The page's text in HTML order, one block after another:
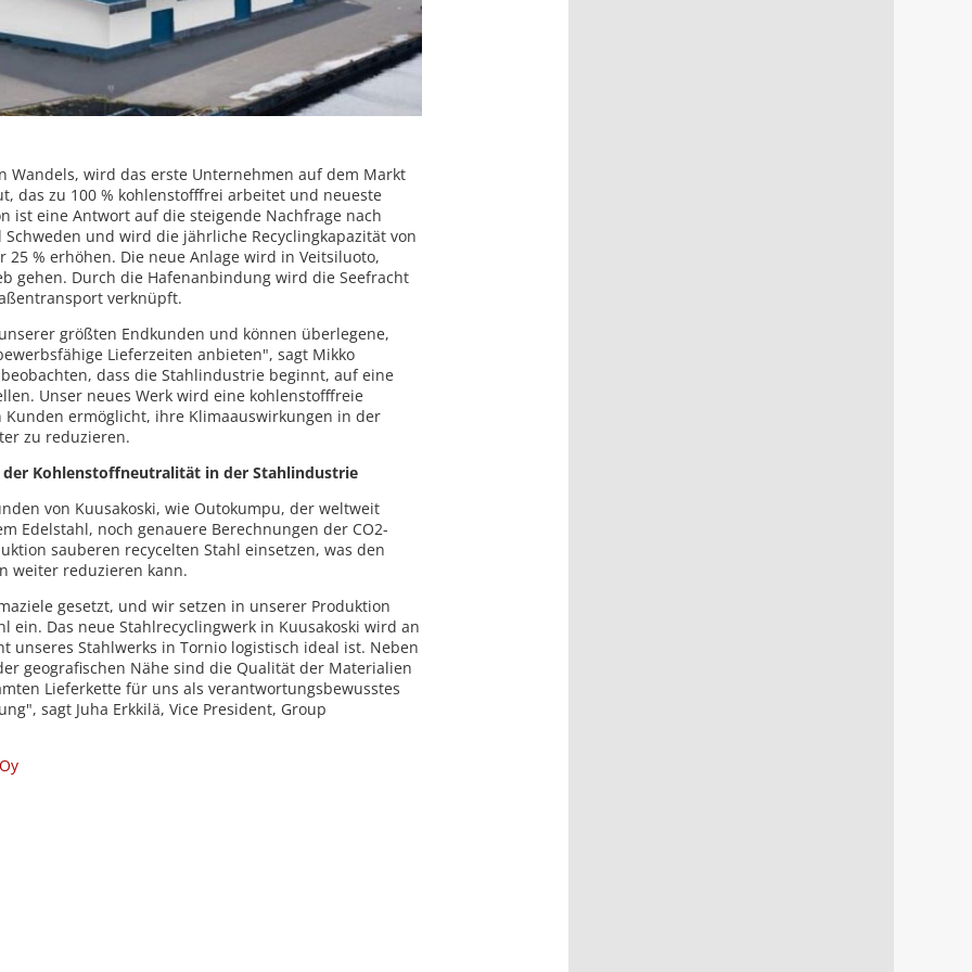
Wandels, wird das erste Unternehmen auf dem Markt
das zu 100 % kohlenstofffrei arbeitet und neueste
ist eine Antwort auf die steigende Nachfrage nach
und wird die jährliche Recyclingkapazität von
25 % erhöhen. Die neue Anlage wird in Veitsiluoto,
gehen. Durch die Hafenanbindung wird die Seefracht
verknüpft.
größten Endkunden und können überlegene,
Lieferzeiten anbieten", sagt Mikko
dass die Stahlindustrie beginnt, auf eine
Unser neues Werk wird eine kohlenstofffreie
ermöglicht, ihre Klimaauswirkungen in der
zu reduzieren.
Kohlenstoffneutralität in der Stahlindustrie
von Kuusakoski, wie Outokumpu, der weltweit
Edelstahl, noch genauere Berechnungen der CO2-
sauberen recycelten Stahl einsetzen, was den
weiter reduzieren kann.
gesetzt, und wir setzen in unserer Produktion
ein. Das neue Stahlrecyclingwerk in Kuusakoski wird an
unseres Stahlwerks in Tornio logistisch ideal ist. Neben
geografischen Nähe sind die Qualität der Materialien
Lieferkette für uns als verantwortungsbewusstes
sagt Juha Erkkilä, Vice President, Group